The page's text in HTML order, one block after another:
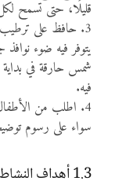
قليلًا، حتى تسمح
3. حافظ على
يتوفر فيه ضوء
شمس حارقة في
فيه.
4. اطلب من
سواء على رسوم
1.3 أهداف النشاط